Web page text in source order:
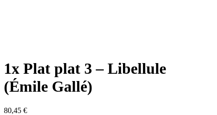
1x Plat plat 3 – Libellule
(Émile Gallé)
80,45 €